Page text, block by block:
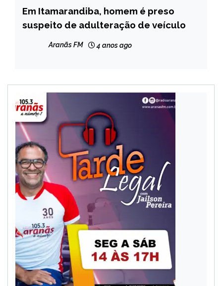
MINAS
GERAIS
NOTÍCIAS
Em Itamarandiba, homem é preso
suspeito de adulteração de veículo
Aranãs FM 4 anos ago